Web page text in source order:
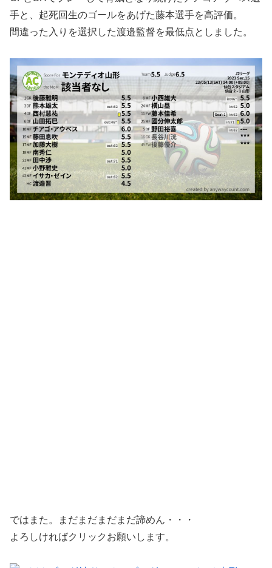
手と、起死回生のゴールをあげた藤本選手を高評価。
間違った入りを選択した渡邉監督を最低点としました。
ではまた。まだまだまだまだ諦めん・・・
よろしければクリックお願いします。